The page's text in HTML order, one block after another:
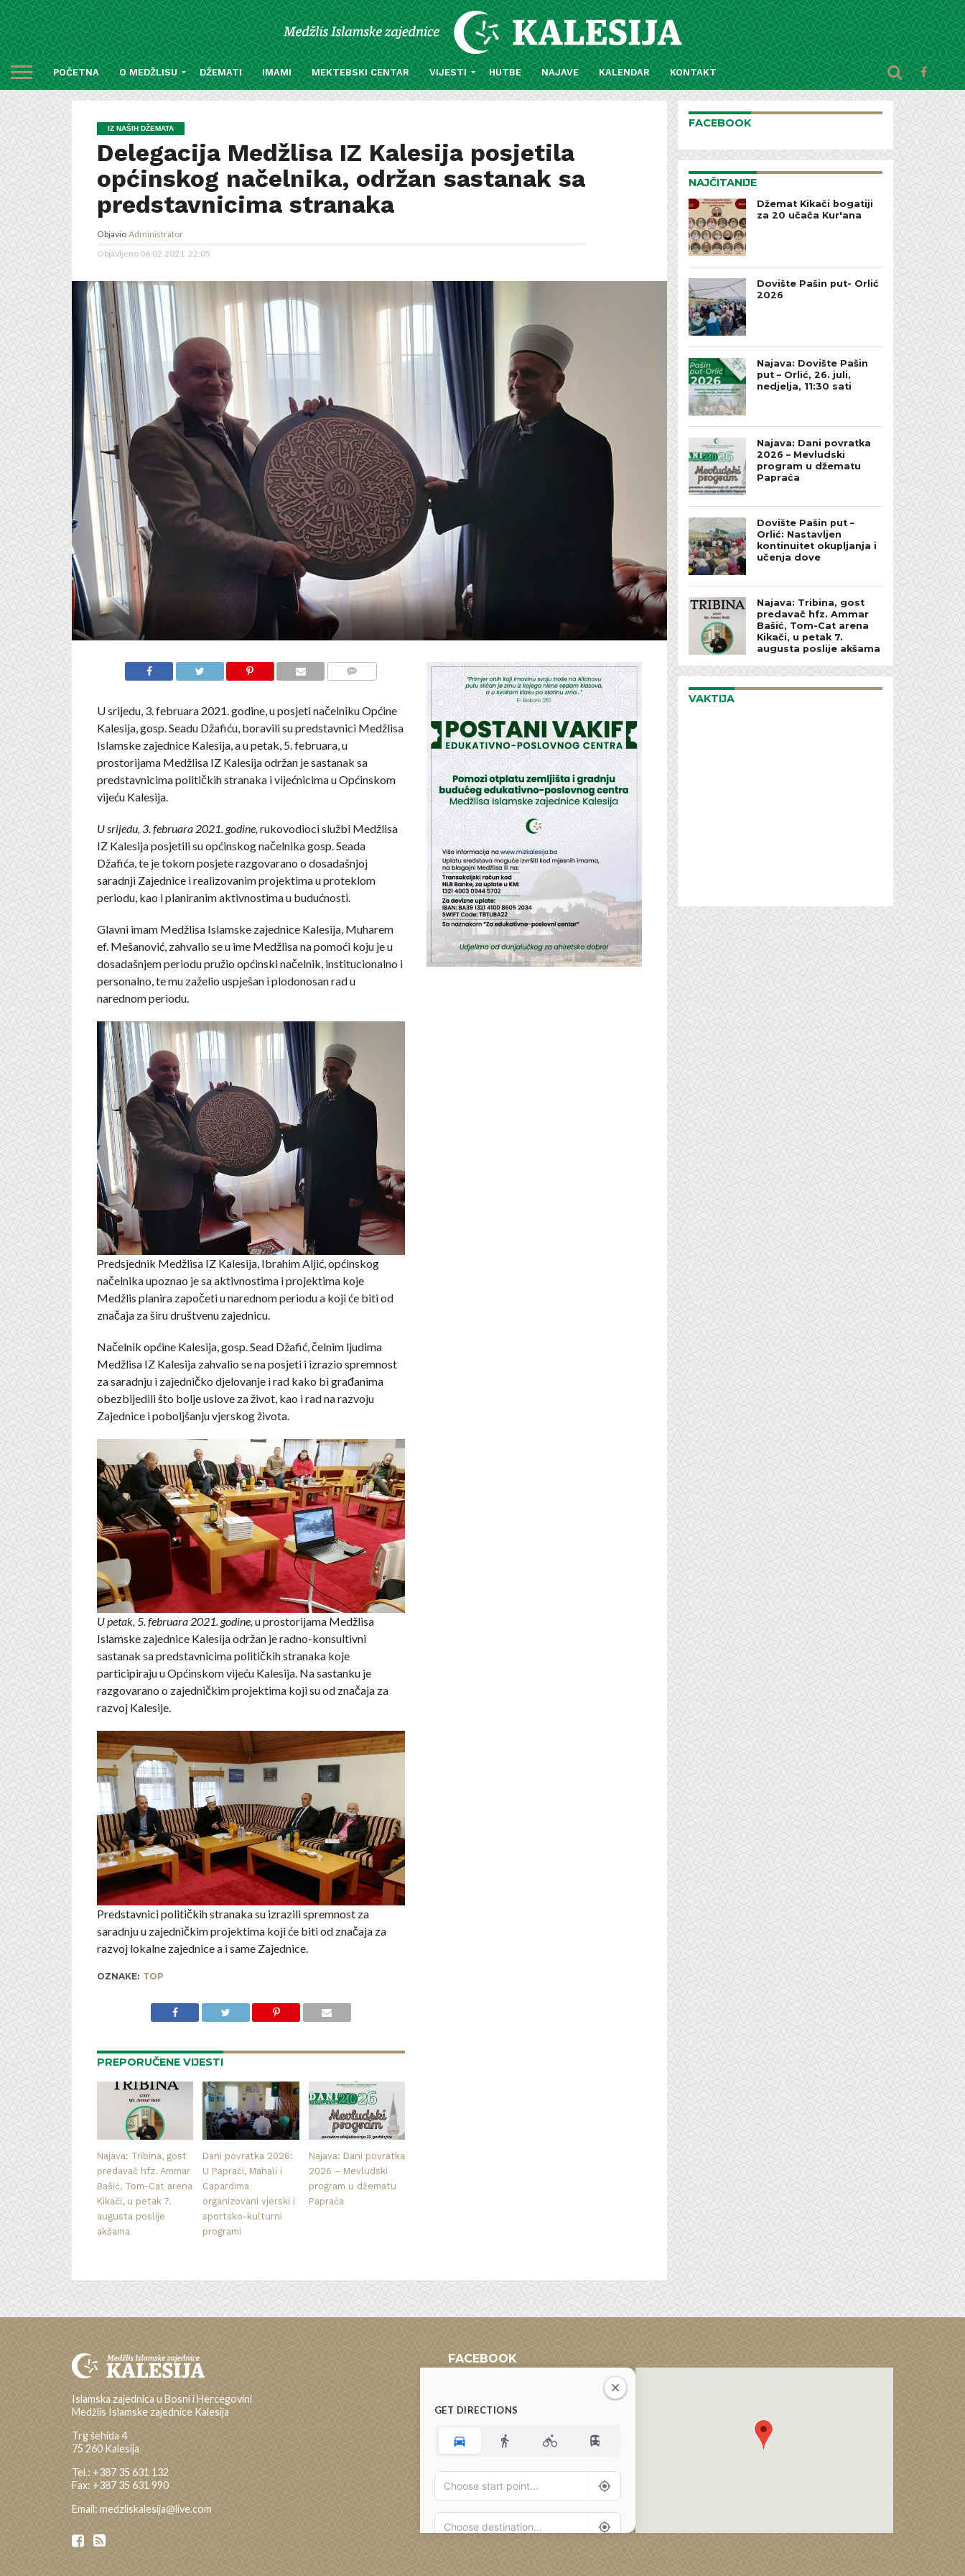
POČETNA O MEDŽLISU DŽEMATI IMAMI MEKTEBSKI CENTAR VIJESTI HUTBE NAJAVE KALENDAR KONTAKT
IZ NAŠIH DŽEMATA
Delegacija Medžlisa IZ Kalesija posjetila
općinskog načelnika, održan sastanak sa
predstavnicima stranaka
Objavio Administrator
Objavljeno 06.02.2021. 22:05
U srijedu, 3. februara 2021. godine, u posjeti načelniku Općine
Kalesija, gosp. Seadu Džafiću, boravili su predstavnici Medžlisa
Islamske zajednice Kalesija, a u petak, 5. februara, u
prostorijama Medžlisa IZ Kalesija održan je sastanak sa
predstavnicima političkih stranaka i vijećnicima u Općinskom
vijeću Kalesija.
U srijedu, 3. februara 2021. godine,rukovodioci službi Medžlisa
IZ Kalesija posjetili su općinskog načelnika gosp. Seada
Džafića, te je tokom posjete razgovarano o dosadašnjoj
saradnji Zajednice i realizovanim projektima u proteklom
periodu, kao i planiranim aktivnostima u budućnosti.
Glavni imam Medžlisa Islamske zajednice Kalesija, Muharem
ef. Mešanović, zahvalio se u ime Medžlisa na pomoći koju je u
dosadašnjem periodu pružio općinski načelnik, institucionalno i
personalno, te mu zaželio uspješan i plodonosan rad u
narednom periodu.
Predsjednik Medžlisa IZ Kalesija, Ibrahim Aljić, općinskog
načelnika upoznao je sa aktivnostima i projektima koje
Medžlis planira započeti u narednom periodu a koji će biti od
značaja za širu društvenu zajednicu.
Načelnik općine Kalesija, gosp. Sead Džafić, čelnim ljudima
Medžlisa IZ Kalesija zahvalio se na posjeti i izrazio spremnost
za saradnju i zajedničko djelovanje i rad kako bi građanima
obezbijedili što bolje uslove za život, kao i rad na razvoju
Zajednice i poboljšanju vjerskog života.
U petak, 5. februara 2021. godine,u prostorijama Medžlisa
Islamske zajednice Kalesija održan je radno-konsultivni
sastanak sa predstavnicima političkih stranaka koje
participiraju u Općinskom vijeću Kalesija. Na sastanku je
razgovarano o zajedničkim projektima koji su od značaja za
razvoj Kalesije.
Predstavnici političkih stranaka su izrazili spremnost za
saradnju u zajedničkim projektima koji će biti od značaja za
razvoj lokalne zajednice a i same Zajednice.
OZNAKE: TOP
PREPORUČENE VIJESTI
Najava: Tribina, gost
predavač hfz. Ammar
Bašić, Tom-Cat arena
Kikači, u petak 7.
augusta poslije
akšama
Dani povratka 2026:
U Papraći, Mahali i
Capardima
organizovani vjerski i
sportsko-kulturni
programi
Najava: Dani povratka
2026 – Mevludski
program u džematu
Papraća
FACEBOOK
NAJČITANIJE
Džemat Kikači bogatiji
za 20 učača Kur'ana
Dovište Pašin put- Orlić
2026
Najava: Dovište Pašin
put – Orlić, 26. juli,
nedjelja, 11:30 sati
Najava: Dani povratka
2026 – Mevludski
program u džematu
Papraća
Dovište Pašin put –
Orlić: Nastavljen
kontinuitet okupljanja i
učenja dove
Najava: Tribina, gost
predavač hfz. Ammar
Bašić, Tom-Cat arena
Kikači, u petak 7.
augusta poslije akšama
VAKTIJA
Islamska zajednica u Bosni i Hercegovini
Medžlis Islamske zajednice Kalesija
Trg šehida 4
75 260 Kalesija
Tel.: +387 35 631 132
Fax: +387 35 631 990
Email: medzliskalesija@live.com
FACEBOOK
GET DIRECTIONS
Add Waypoint